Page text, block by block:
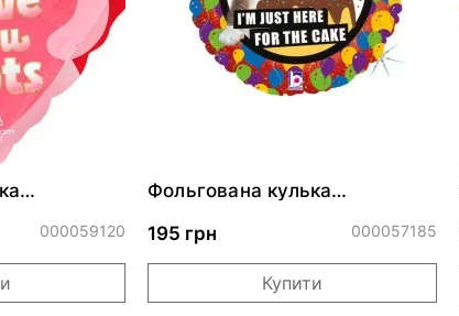
000059120
Фольгована кулька
ДР"
195 грн 000057185
Купити